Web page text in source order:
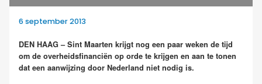
6 september 2013
DEN HAAG – Sint Maarten krijgt nog een paar weken de tijd
om de overheidsfinanciën op orde te krijgen en aan te tonen
dat een aanwijzing door Nederland niet nodig is.